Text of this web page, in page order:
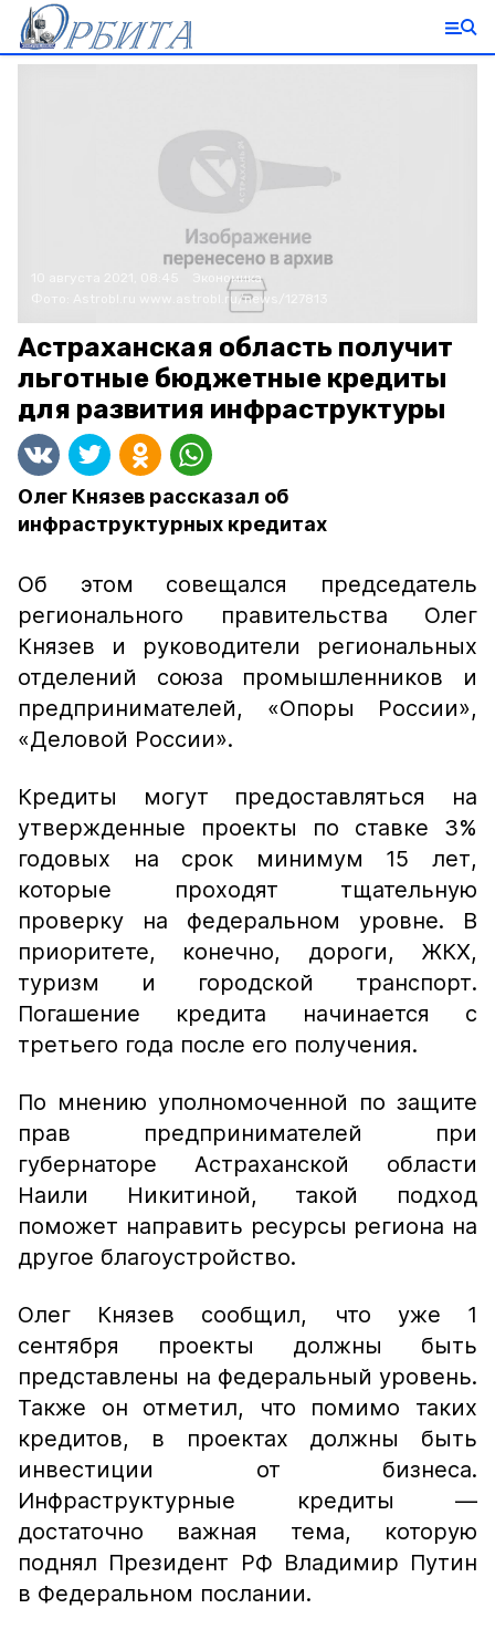
Экономика
www.astrobl.ru/news/127813
Астраханская область получит
льготные бюджетные кредиты
для развития инфраструктуры
Олег Князев рассказал об
инфраструктурных кредитах
Об этом совещался председатель
регионального правительства Олег
Князев и руководители региональных
отделений союза промышленников и
предпринимателей, «Опоры России»,
«Деловой России».
Кредиты могут предоставляться на
утвержденные проекты по ставке 3%
годовых на срок минимум 15 лет,
которые проходят тщательную
проверку на федеральном уровне. В
приоритете, конечно, дороги, ЖКХ,
туризм и городской транспорт.
Погашение кредита начинается с
третьего года после его получения.
По мнению уполномоченной по защите
прав предпринимателей при
губернаторе Астраханской области
Наили Никитиной, такой подход
поможет направить ресурсы региона на
другое благоустройство.
Олег Князев сообщил, что уже 1
сентября проекты должны быть
представлены на федеральный уровень.
Также он отметил, что помимо таких
кредитов, в проектах должны быть
инвестиции от бизнеса.
Инфраструктурные кредиты —
достаточно важная тема, которую
поднял Президент РФ Владимир Путин
в Федеральном послании.